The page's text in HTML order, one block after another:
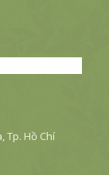
Tp. Hồ Chí